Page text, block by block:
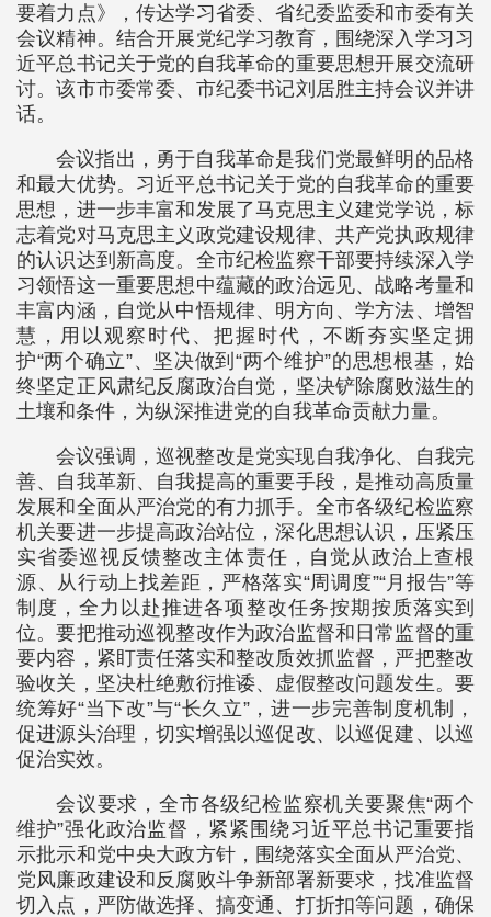
要着力点》，传达学习省委、省纪委监委和市委有关
会议精神。结合开展党纪学习教育，围绕深入学习习
近平总书记关于党的自我革命的重要思想开展交流研
讨。该市市委常委、市纪委书记刘居胜主持会议并讲
话。
会议指出，勇于自我革命是我们党最鲜明的品格
和最大优势。习近平总书记关于党的自我革命的重要
思想，进一步丰富和发展了马克思主义建党学说，标
志着党对马克思主义政党建设规律、共产党执政规律
的认识达到新高度。全市纪检监察干部要持续深入学
习领悟这一重要思想中蕴藏的政治远见、战略考量和
丰富内涵，自觉从中悟规律、明方向、学方法、增智
慧，用以观察时代、把握时代，不断夯实坚定拥
护“两个确立”、坚决做到“两个维护”的思想根基，始
终坚定正风肃纪反腐政治自觉，坚决铲除腐败滋生的
土壤和条件，为纵深推进党的自我革命贡献力量。
会议强调，巡视整改是党实现自我净化、自我完
善、自我革新、自我提高的重要手段，是推动高质量
发展和全面从严治党的有力抓手。全市各级纪检监察
机关要进一步提高政治站位，深化思想认识，压紧压
实省委巡视反馈整改主体责任，自觉从政治上查根
源、从行动上找差距，严格落实“周调度”“月报告”等
制度，全力以赴推进各项整改任务按期按质落实到
位。要把推动巡视整改作为政治监督和日常监督的重
要内容，紧盯责任落实和整改质效抓监督，严把整改
验收关，坚决杜绝敷衍推诿、虚假整改问题发生。要
统筹好“当下改”与“长久立”，进一步完善制度机制，
促进源头治理，切实增强以巡促改、以巡促建、以巡
促治实效。
会议要求，全市各级纪检监察机关要聚焦“两个
维护”强化政治监督，紧紧围绕习近平总书记重要指
示批示和党中央大政方针，围绕落实全面从严治党、
党风廉政建设和反腐败斗争新部署新要求，找准监督
切入点，严防做选择、搞变通、打折扣等问题，确保